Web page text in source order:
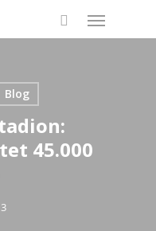
search
Menu
Blog
45.000